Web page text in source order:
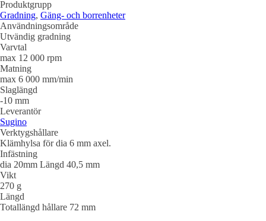
Produktgrupp
Gradning, Gäng- och borrenheter
Användningsområde
Utvändig gradning
Varvtal
max 12 000 rpm
Matning
max 6 000 mm/min
Slaglängd
-10 mm
Leverantör
Sugino
Verktygshållare
Klämhylsa för dia 6 mm axel.
Infästning
dia 20mm Längd 40,5 mm
Vikt
270 g
Längd
Totallängd hållare 72 mm